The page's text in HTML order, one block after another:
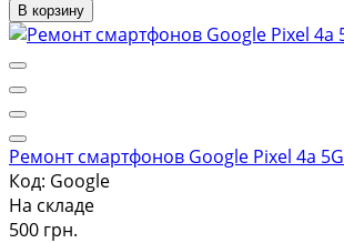
В корзину
Ремонт смартфонов Google Pixel 4a 5G
Код: Google
На складе
500 грн.